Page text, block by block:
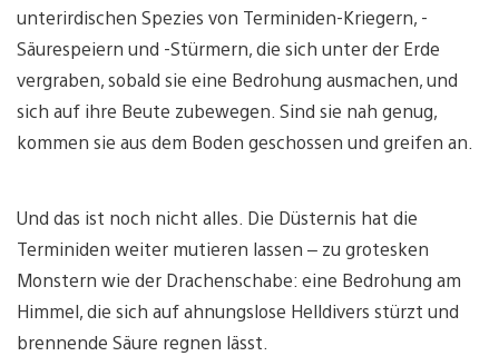
unterirdischen Spezies von Terminiden-Kriegern, -
Säurespeiern und -Stürmern, die sich unter der Erde
vergraben, sobald sie eine Bedrohung ausmachen, und
sich auf ihre Beute zubewegen. Sind sie nah genug,
kommen sie aus dem Boden geschossen und greifen an.
Und das ist noch nicht alles. Die Düsternis hat die
Terminiden weiter mutieren lassen – zu grotesken
Monstern wie der Drachenschabe: eine Bedrohung am
Himmel, die sich auf ahnungslose Helldivers stürzt und
brennende Säure regnen lässt.